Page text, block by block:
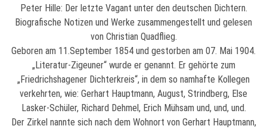
Peter Hille: Der letzte Vagant unter den deutschen Dichtern.
Biografische Notizen und Werke zusammengestellt und gelesen
von Christian Quadflieg.
Geboren am 11.September 1854 und gestorben am 07. Mai 1904.
„Literatur-Zigeuner“ wurde er genannt. Er gehörte zum
„Friedrichshagener Dichterkreis“, in dem so namhafte Kollegen
verkehrten, wie: Gerhart Hauptmann, August, Strindberg, Else
Lasker-Schüler, Richard Dehmel, Erich Mühsam und, und, und.
Der Zirkel nannte sich nach dem Wohnort von Gerhart Hauptmann,